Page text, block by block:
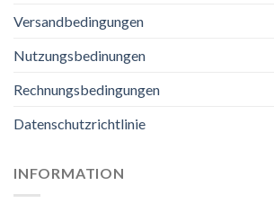
Versandbedingungen
Nutzungsbedinungen
Rechnungsbedingungen
Datenschutzrichtlinie
INFORMATION